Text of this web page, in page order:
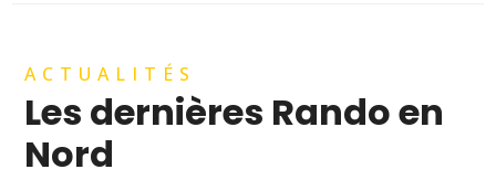
ACTUALITÉS
Les dernières Rando en
Nord